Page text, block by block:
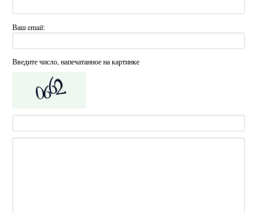
Ваш email:
Введите число, напечатанное на картинке